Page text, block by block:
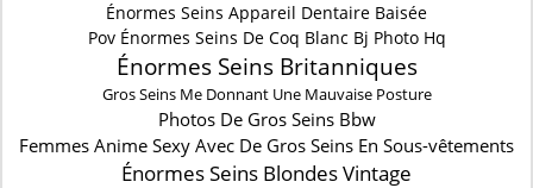
Énormes Seins Appareil Dentaire Baisée
Pov Énormes Seins De Coq Blanc Bj Photo Hq
Énormes Seins Britanniques
Gros Seins Me Donnant Une Mauvaise Posture
Photos De Gros Seins Bbw
Femmes Anime Sexy Avec De Gros Seins En Sous-vêtements
Énormes Seins Blondes Vintage